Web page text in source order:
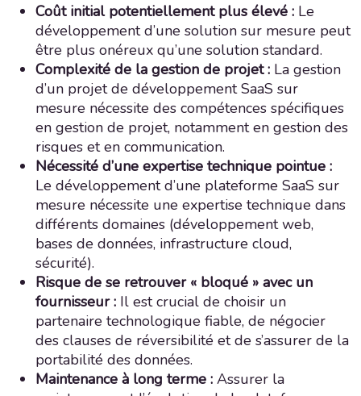
Coût initial potentiellement plus élevé : Le
développement d’une solution sur mesure peut
être plus onéreux qu’une solution standard.
Complexité de la gestion de projet : La gestion
d’un projet de développement SaaS sur
mesure nécessite des compétences spécifiques
en gestion de projet, notamment en gestion des
risques et en communication.
Nécessité d’une expertise technique pointue :
Le développement d’une plateforme SaaS sur
mesure nécessite une expertise technique dans
différents domaines (développement web,
bases de données, infrastructure cloud,
sécurité).
Risque de se retrouver « bloqué » avec un
fournisseur : Il est crucial de choisir un
partenaire technologique fiable, de négocier
des clauses de réversibilité et de s’assurer de la
portabilité des données.
Maintenance à long terme : Assurer la